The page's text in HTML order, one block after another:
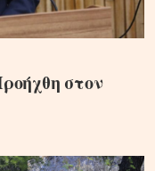
στον